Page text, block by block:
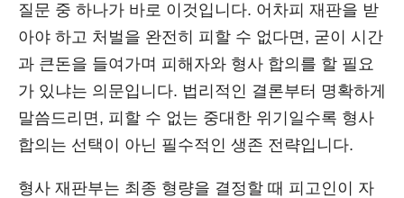
질문 중 하나가 바로 이것입니다. 어차피 재판을 받
아야 하고 처벌을 완전히 피할 수 없다면, 굳이 시간
과 큰돈을 들여가며 피해자와 형사 합의를 할 필요
가 있냐는 의문입니다. 법리적인 결론부터 명확하게
말씀드리면, 피할 수 없는 중대한 위기일수록 형사
합의는 선택이 아닌 필수적인 생존 전략입니다.
형사 재판부는 최종 형량을 결정할 때 피고인이 자